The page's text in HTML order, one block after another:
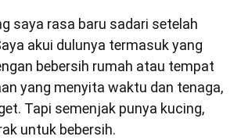
saya rasa baru sadari setelah
akui dulunya termasuk yang
bebersih rumah atau tempat
yang menyita waktu dan tenaga,
Tapi semenjak punya kucing,
untuk bebersih.